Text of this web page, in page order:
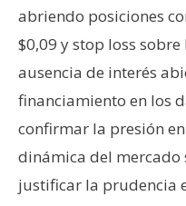
abriendo posiciones
$0,09 y stop loss sobre
ausencia de interés
financiamiento en los
confirmar la presión
dinámica del mercado
justificar la prudencia